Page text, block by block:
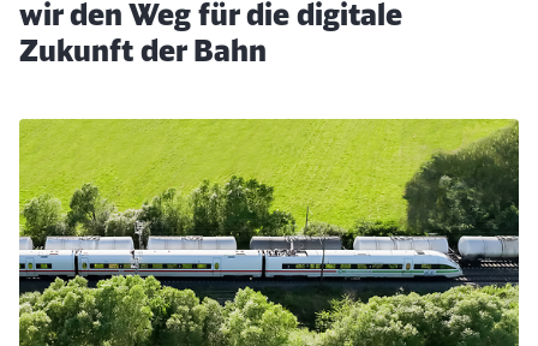
wir den Weg für die digitale
Zukunft der Bahn